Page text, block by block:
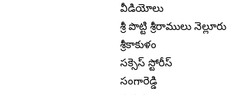
వీడియోలు
శ్రీ పొట్టి శ్రీరాములు నెల్లూరు
శ్రీకాకుళం
సక్సెస్ స్టోరీస్
సంగారెడ్డి